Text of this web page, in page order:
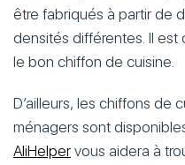
être fabriqués à partir de
densités différentes. Il
le bon chiffon de cuisine.
D’ailleurs, les chiffons de
ménagers sont
AliHelper vous aidera à